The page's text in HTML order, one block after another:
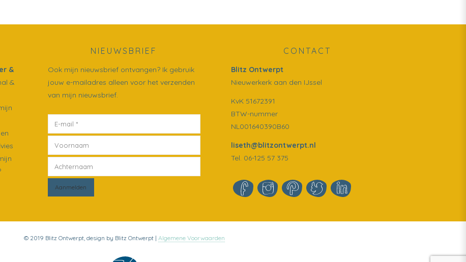
&
&
NIEUWSBRIEF
Ook mijn nieuwsbrief ontvangen? Ik gebruik
jouw e-mailadres alleen voor het verzenden
van mijn nieuwsbrief.
CONTACT
Blitz Ontwerpt
Nieuwerkerk aan den IJssel
KvK 51672391
BTW-nummer
NL001640390B60
liseth@blitzontwerpt.nl
Tel. 06-125 57 375
© 2019 Blitz Ontwerpt, design by Blitz Ontwerpt | Algemene Voorwaarden